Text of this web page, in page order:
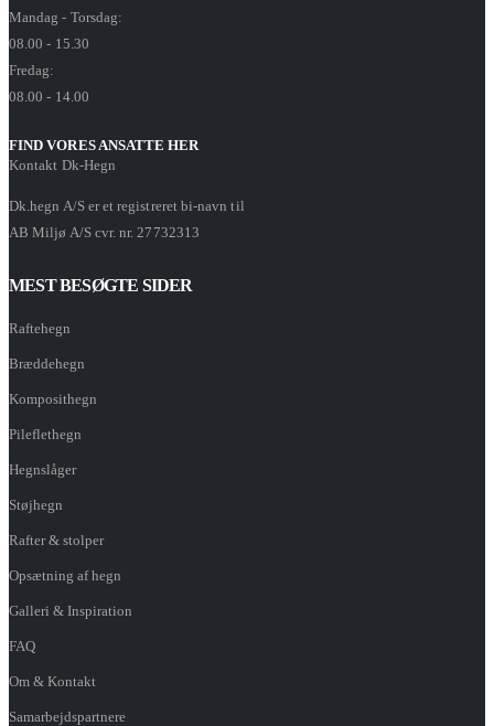
Mandag - Torsdag:
08.00 - 15.30
Fredag:
08.00 - 14.00
FIND VORES ANSATTE HER
Kontakt Dk-Hegn
Dk.hegn A/S er et registreret bi-navn til
AB Miljø A/S cvr. nr. 27732313
MEST BESØGTE SIDER
Raftehegn
Bræddehegn
Komposithegn
Pileflethegn
Hegnslåger
Støjhegn
Rafter & stolper
Opsætning af hegn
Galleri & Inspiration
FAQ
Om & Kontakt
Samarbejdspartnere